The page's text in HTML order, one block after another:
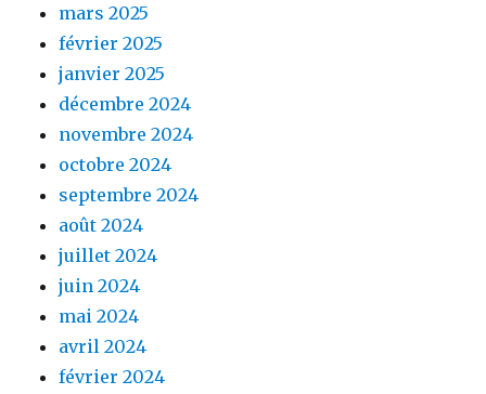
mars 2025
février 2025
janvier 2025
décembre 2024
novembre 2024
octobre 2024
septembre 2024
août 2024
juillet 2024
juin 2024
mai 2024
avril 2024
février 2024